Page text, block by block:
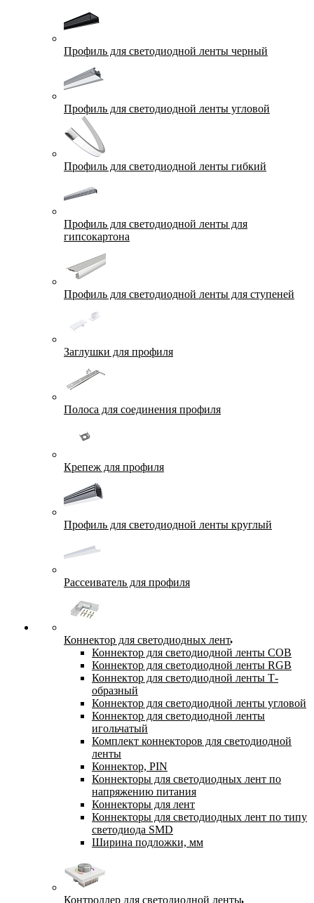
Профиль для светодиодной ленты черный
Профиль для светодиодной ленты угловой
Профиль для светодиодной ленты гибкий
Профиль для светодиодной ленты для
гипсокартона
Профиль для светодиодной ленты для ступеней
Заглушки для профиля
Полоса для соединения профиля
Крепеж для профиля
Профиль для светодиодной ленты круглый
Рассеиватель для профиля
Коннектор для светодиодных лент
Коннектор для светодиодной ленты COB
Коннектор для светодиодной ленты RGB
Коннектор для светодиодной ленты Т-
образный
Коннектор для светодиодной ленты угловой
Коннектор для светодиодной ленты
игольчатый
Комплект коннекторов для светодиодной
ленты
Коннектор, PIN
Коннекторы для светодиодных лент по
напряжению питания
Коннекторы для лент
Коннекторы для светодиодных лент по типу
светодиода SMD
Ширина подложки, мм
Контроллер для светодиодной ленты